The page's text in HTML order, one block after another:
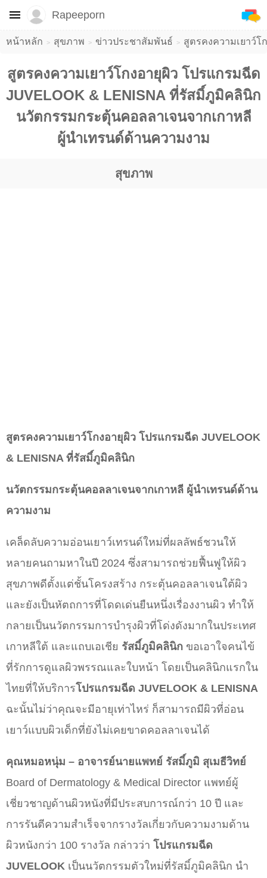
หน้าหลัก สุขภาพ ข่าวประชาสัมพันธ์ สูตรคงความเยาว์
สูตรคงความเยาว์โกงอายุผิว โปรแกรมฉีด
JUVELOOK & LENISNA ที่รัสมิ์ภูมิคลินิก
นวัตกรรมกระตุ้นคอลลาเจนจากเกาหลี
ผู้นำเทรนด์ด้านความงาม
สุขภาพ
สูตรคงความเยาว์โกงอายุผิว โปรแกรมฉีด JUVELOOK
& LENISNA ที่รัสมิ์ภูมิคลินิก
นวัตกรรมกระตุ้นคอลลาเจนจากเกาหลี ผู้นำเทรนด์ด้าน
ความงาม
เคล็ดลับความอ่อนเยาว์เทรนด์ใหม่ที่ผลลัพธ์ชวนให้
หลายคนถามหาในปี 2024 ซึ่งสามารถช่วยฟื้นฟูให้ผิว
สุขภาพดีตั้งแต่ชั้นโครงสร้าง กระตุ้นคอลลาเจนใต้ผิว
และยังเป็นหัตถการที่โดดเด่นยืนหนึ่งเรื่องงานผิว ทำให้
กลายเป็นนวัตกรรมการบำรุงผิวที่โด่งดังมากในประเทศ
เกาหลีใต้ และแถบเอเชีย รัสมิ์ภูมิคลินิก ขอเอาใจคนไข้
ที่รักการดูแลผิวพรรณและใบหน้า โดยเป็นคลินิกแรกใน
ไทยที่ให้บริการโปรแกรมฉีด JUVELOOK & LENISNA
ฉะนั้นไม่ว่าคุณจะมีอายุเท่าไหร่ ก็สามารถมีผิวที่อ่อน
เยาว์แบบผิวเด็กที่ยังไม่เคยขาดคอลลาเจนได้
คุณหมอหนุ่ม – อาจารย์นายแพทย์ รัสมิ์ภูมิ สุเมธีวิทย์
Board of Dermatology & Medical Director แพทย์ผู้
เชี่ยวชาญด้านผิวหนังที่มีประสบการณ์กว่า 10 ปี และ
การรันตีความสำเร็จจากรางวัลเกี่ยวกับความงามด้าน
ผิวหนังกว่า 100 รางวัล กล่าวว่า โปรแกรมฉีด
JUVELOOK เป็นนวัตกรรมตัวใหม่ที่รัสมิ์ภูมิคลินิก นำ
Rapeeporn